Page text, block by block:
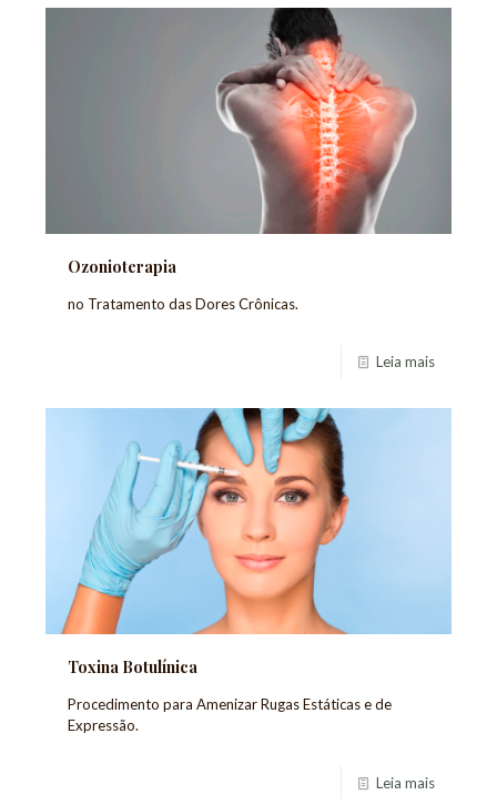
Ozonioterapia
no Tratamento das Dores Crônicas.
Leia mais
Toxina Botulínica
Procedimento para Amenizar Rugas Estáticas e de
Expressão.
Leia mais